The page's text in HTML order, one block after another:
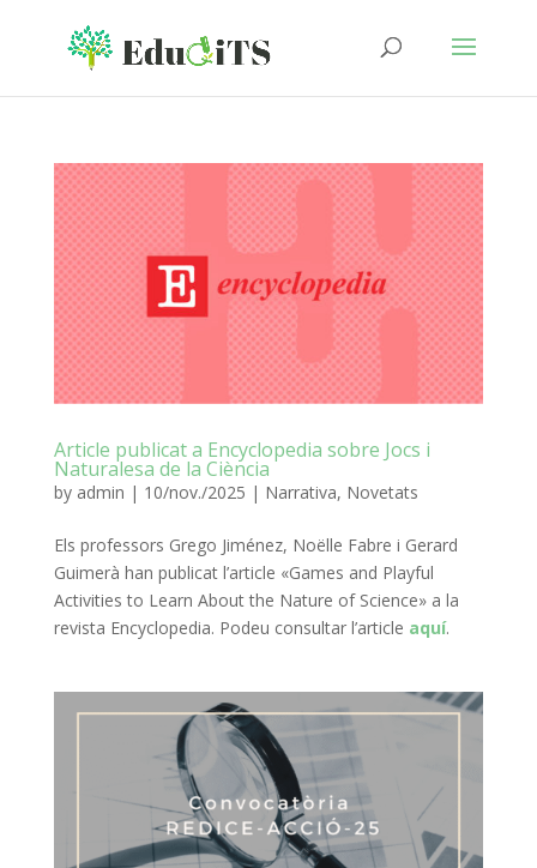
Article publicat a Encyclopedia sobre Jocs i
Naturalesa de la Ciència
by admin | 10/nov./2025 | Narrativa, Novetats
Els professors Grego Jiménez, Noëlle Fabre i Gerard
Guimerà han publicat l’article «Games and Playful
Activities to Learn About the Nature of Science» a la
revista Encyclopedia. Podeu consultar l’article aquí.